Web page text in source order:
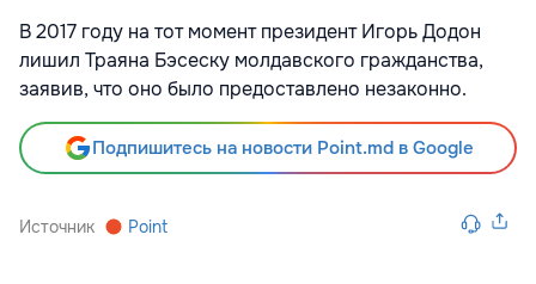
В 2017 году на тот момент президент Игорь Додон
лишил Траяна Бэсеску молдавского гражданства,
заявив, что оно было предоставлено незаконно.
Подпишитесь на новости Point.md в Google
Источник Point